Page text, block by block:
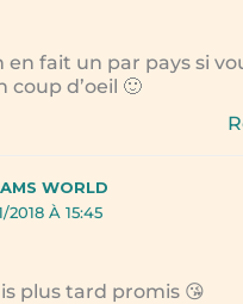
en fait un par pays si
coup d’oeil 🙂
WORLD
2018 À 15:45
plus tard promis 😘